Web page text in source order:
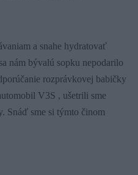
a snahe hydratovať
nám bývalú sopku nepodarilo
rozprávkovej babičky
V3S , ušetrili sme
Snáď sme si týmto činom